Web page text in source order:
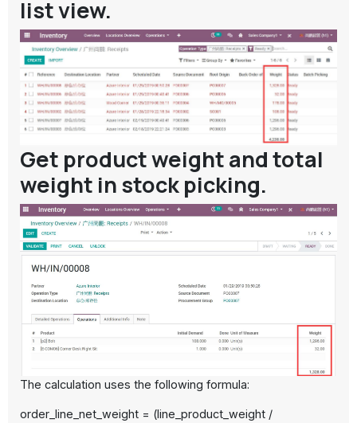
list view.
Get product weight and total
weight in stock picking.
The calculation uses the following formula:
order_line_net_weight = (line_product_weight /